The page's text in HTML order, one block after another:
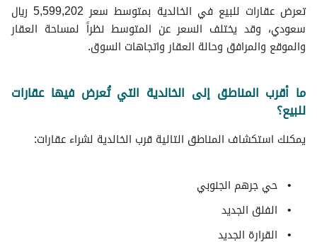
تعرض عقارات للبيع في الخالدية بمتوسط سعر 5,599,202 ريال
سعودي، وقد يختلف السعر عن المتوسط نظراً لمساحة العقار
والموقع والمرافق وحالة العقار واتجاهات السوق.
ما أقرب المناطق إلى الخالدية التي تُعرض فيها عقارات
للبيع؟
يمكنك استكشاف المناطق التالية قرب الخالدية لشراء عقارات:
حي جرهم الجنوبي
الفلق الجديد
القرارة الجديد